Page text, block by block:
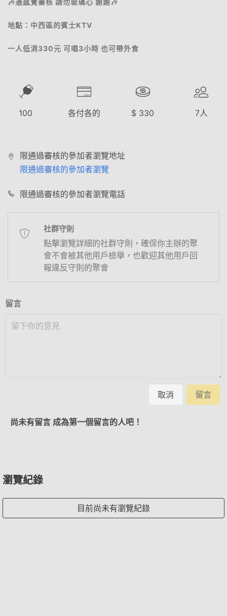
🎶憑感覺審核 請勿玻璃心 謝謝🎶
地點：中西區的賓士KTV
一人低消330元 可唱3小時 也可帶外食
100 各付各的 $ 330 7人
限通過審核的參加者瀏覽地址
限通過審核的參加者瀏覽
限通過審核的參加者瀏覽電話
社群守則
點擊瀏覽詳細的社群守則，確保你主辦的聚
會不會被其他用戶檢舉，也歡迎其他用戶回
報違反守則的聚會
留言
取消 留言
尚未有留言 成為第一個留言的人吧！
瀏覽紀錄
目前尚未有瀏覽紀錄